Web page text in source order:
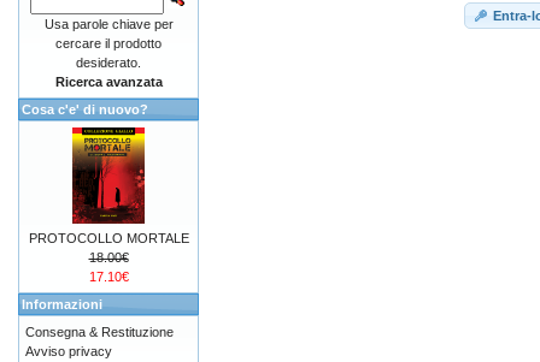
Entra-
Usa parole chiave per
cercare il prodotto
desiderato.
Ricerca avanzata
Cosa c'e' di nuovo?
PROTOCOLLO MORTALE
18.00€
17.10€
Informazioni
Consegna & Restituzione
Avviso privacy